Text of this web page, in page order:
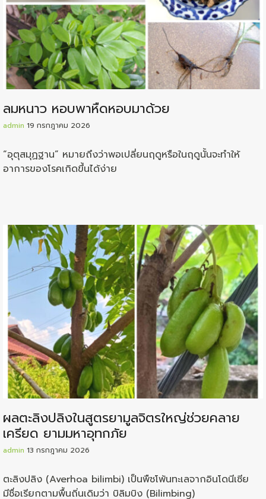
ลมหนาว หอบพาหืดหอบมาด้วย
admin 19 กรกฎาคม 2026
“อุตุสมุฏฐาน” หมายถึงว่าพอเปลี่ยนฤดูหรือในฤดูนั้นจะทำให้
อาการของโรคเกิดขึ้นได้ง่าย
ผลตะลิงปลิงในสูตรยามูลจิตรใหญ่ช่วยคลาย
เครียด ยามมหาอุทกภัย
admin 13 กรกฎาคม 2026
ตะลิงปลิง (Averhoa bilimbi) เป็นพืชโพ้นทะเลจากอินโดนีเซีย
มีชื่อเรียกตามพื้นถิ่นเดิมว่า บิลิมบิง (Bilimbing)